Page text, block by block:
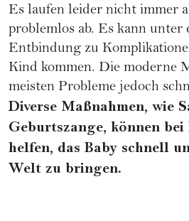
Es laufen leider nicht immer
problemlos ab. Es kann unter
Entbindung zu
Kind kommen. Die moderne
meisten Probleme jedoch
Diverse Maßnahmen, wie
Geburtszange, können
helfen, das Baby schnell
Welt zu bringen.